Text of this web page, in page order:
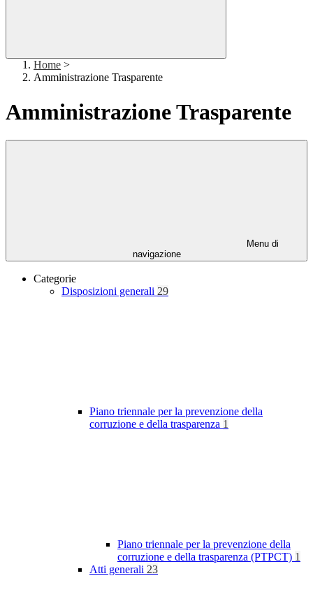
Home >
Amministrazione Trasparente
Amministrazione Trasparente
Menu di
navigazione
Categorie
Disposizioni generali 29
Piano triennale per la prevenzione della
corruzione e della trasparenza 1
Piano triennale per la prevenzione della
corruzione e della trasparenza (PTPCT) 1
Atti generali 23